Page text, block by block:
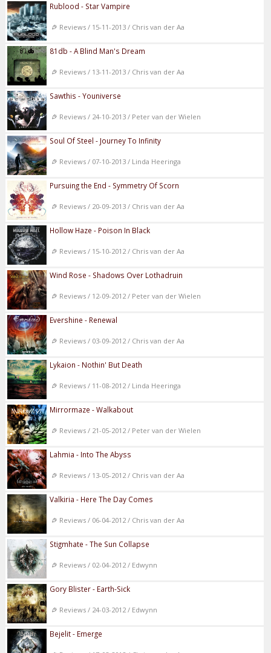
Rublood - Star Vampire
Reviews / 15-11-2013 / Chris van der Aa
81db - A Blind Man's Dream
Reviews / 13-11-2013 / Chris van der Aa
Sawthis - Youniverse
Reviews / 24-10-2013 / Peter van der Wielen
Soul Of Steel - Journey To Infinity
Reviews / 07-10-2013 / Linda Heeringa
Pursuing the End - Symmetry Of Scorn
Reviews / 20-09-2013 / Chris van der Aa
Hollow Haze - Poison In Black
Reviews / 15-10-2012 / Chris van der Aa
Wind Rose - Shadows Over Lothadruin
Reviews / 12-09-2012 / Peter van der Wielen
Evershine - Renewal
Reviews / 03-09-2012 / Chris van der Aa
Lykaion - Nothin' But Death
Reviews / 11-08-2012 / Linda Heeringa
Mirrormaze - Walkabout
Reviews / 21-05-2012 / Peter van der Wielen
Lahmia - Into The Abyss
Reviews / 13-05-2012 / Chris van der Aa
Valkiria - Here The Day Comes
Reviews / 06-04-2012 / Chris van der Aa
Stigmhate - The Sun Collapse
Reviews / 02-04-2012 / Edwynn
Gory Blister - Earth-Sick
Reviews / 24-03-2012 / Edwynn
Bejelit - Emerge